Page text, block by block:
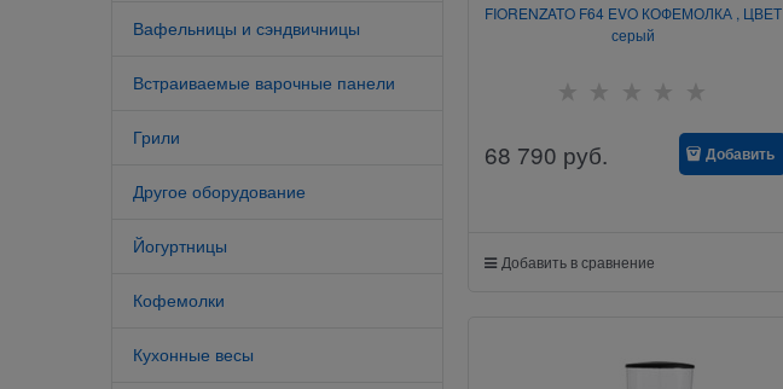
Вафельницы и сэндвичницы
Встраиваемые варочные панели
Грили
Другое оборудование
Йогуртницы
Кофемолки
Кухонные весы
FIORENZATO F64 EVO КОФЕМОЛКА , ЦВЕТ
серый
68 790 руб. Добавить
Добавить в сравнение